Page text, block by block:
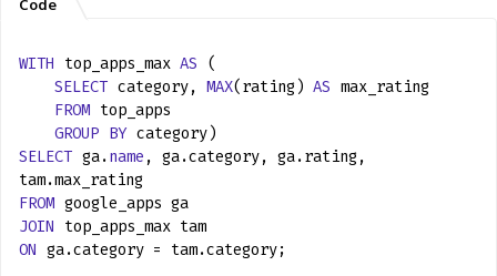
WITH top_apps_max AS (
SELECT category, MAX(rating) AS max_rating
FROM top_apps
GROUP BY category)
SELECT ga.name , ga.category, ga.rating,
tam.max_rating
FROM google_apps ga
JOIN top_apps_max tam
ON ga.category = tam.category;